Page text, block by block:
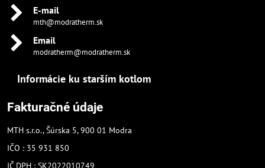
E-mail
mth@modratherm.sk
Email
modratherm@modratherm.sk
Informácie ku starším kotlom
Fakturačné údaje
MTH s.r.o., Šúrska 5, 900 01 Modra
IČO : 35 931 850
IČ DPH : SK2022010749